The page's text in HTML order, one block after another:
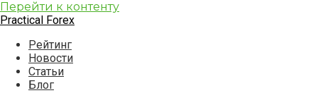
Перейти к контенту
Practical Forex
Рейтинг
Новости
Статьи
Блог